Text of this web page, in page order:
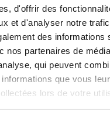
d'offrir des
et d'analyser notre
des informations
nos partenaires de
qui peuvent
que vous
lors de votre
de l’année 2025